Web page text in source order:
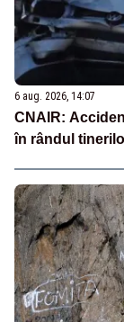
6 aug. 2026, 14:07
CNAIR:
în rândul